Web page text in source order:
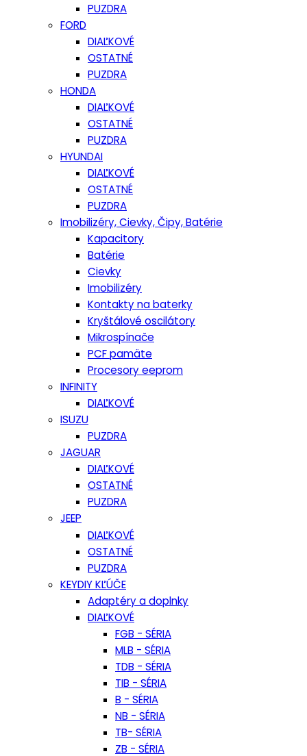
PUZDRA
FORD
DIAĽKOVÉ
OSTATNÉ
PUZDRA
HONDA
DIAĽKOVÉ
OSTATNÉ
PUZDRA
HYUNDAI
DIAĽKOVÉ
OSTATNÉ
PUZDRA
Imobilizéry, Cievky, Čipy, Batérie
Kapacitory
Batérie
Cievky
Imobilizéry
Kontakty na baterky
Kryštálové oscilátory
Mikrospínače
PCF pamäte
Procesory eeprom
INFINITY
DIAĽKOVÉ
ISUZU
PUZDRA
JAGUAR
DIAĽKOVÉ
OSTATNÉ
PUZDRA
JEEP
DIAĽKOVÉ
OSTATNÉ
PUZDRA
KEYDIY KĽÚČE
Adaptéry a doplnky
DIAĽKOVÉ
FGB - SÉRIA
MLB - SÉRIA
TDB - SÉRIA
TIB - SÉRIA
B - SÉRIA
NB - SÉRIA
TB- SÉRIA
ZB - SÉRIA